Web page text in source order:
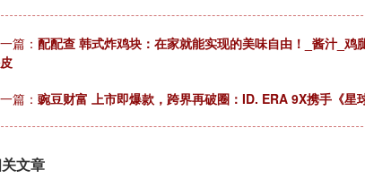
篇： 配配查 韩式炸鸡块：在家就能实现的美味自由！_酱汁_鸡
篇： 豌豆财富 上市即爆款，跨界再破圈：ID. ERA 9X携手《星
文章